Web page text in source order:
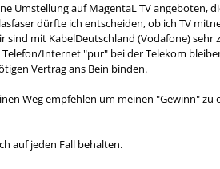
Umstellung auf MagentaL TV
dürfte ich entscheiden, ob ich TV
mit KabelDeutschland (Vodafone)
Internet "pur" bei der Telekom
Vertrag ans Bein binden.
Weg empfehlen um meinen "Gewinn" zu
auf jeden Fall behalten.